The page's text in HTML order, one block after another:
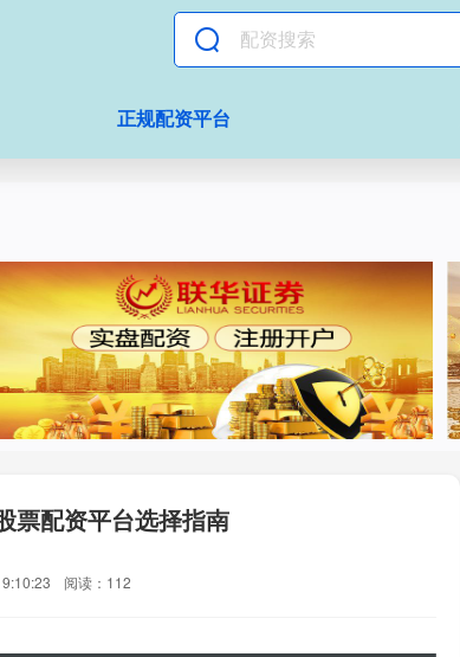
正规配资平台
票配资平台选择指南
阅读：112